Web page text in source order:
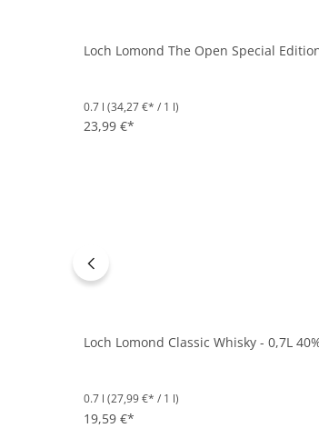
Loch Lomond The Open Special
0.7 l (34,27 €* / 1 l)
23,99 €*
Loch Lomond Classic Whisky - 0,7L
0.7 l (27,99 €* / 1 l)
19,59 €*